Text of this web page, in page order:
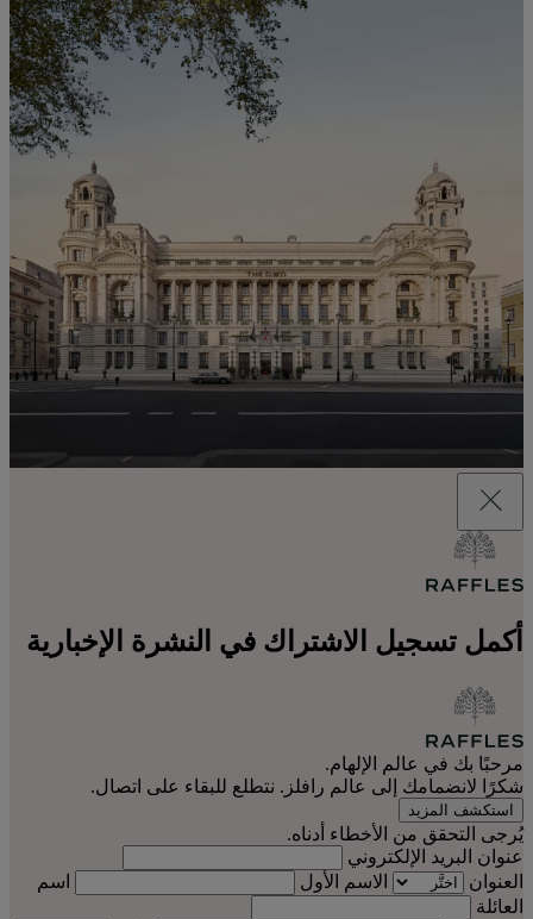
أكمل تسجيل الاشتراك في النشرة الإخبارية
مرحبًا بك في عالم الإلهام.
شكرًا لانضمامك إلى عالم رافلز. نتطلع للبقاء على اتصال.
استكشف المزيد
يُرجى التحقق من الأخطاء أدناه.
عنوان البريد الإلكتروني
العنوان
الاسم الأول
اسم
العائلة